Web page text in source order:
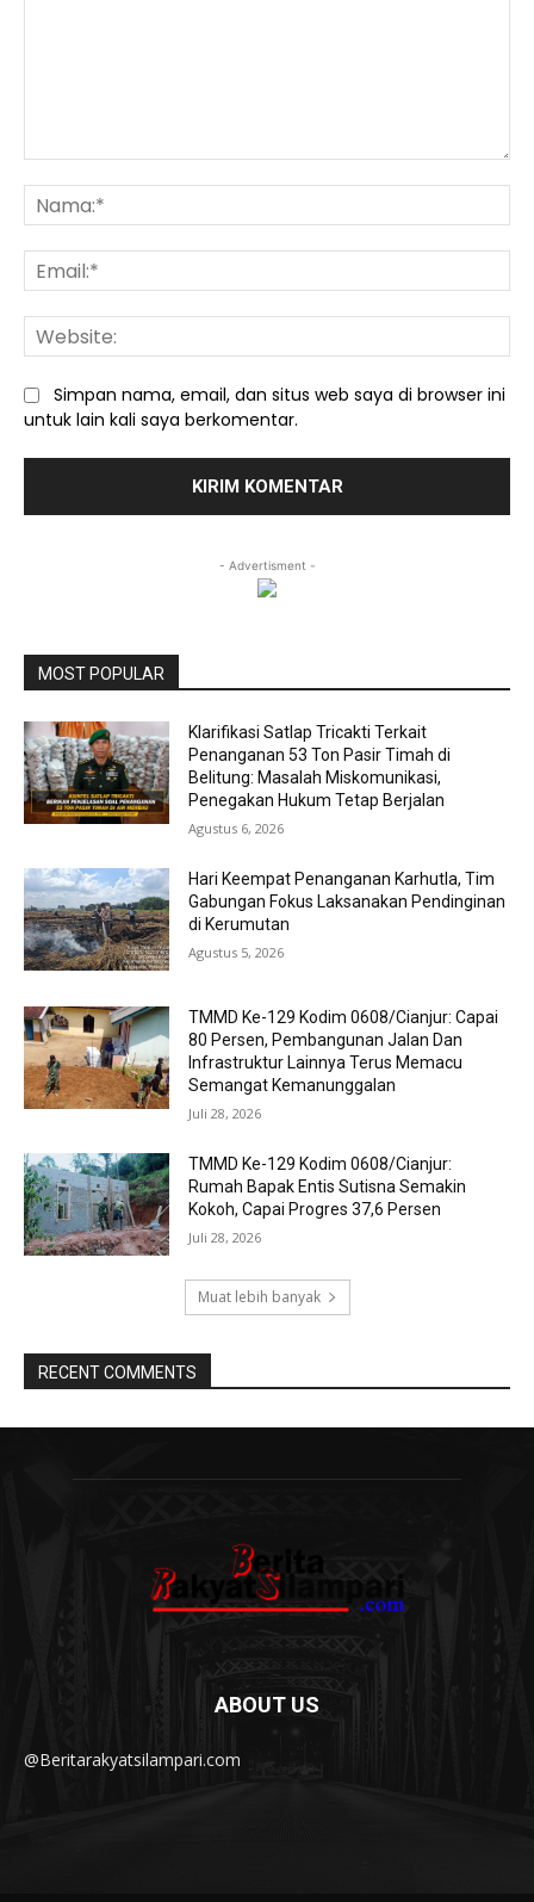
Simpan nama, email, dan situs web saya di browser ini
untuk lain kali saya berkomentar.
- Advertisment -
MOST POPULAR
Klarifikasi Satlap Tricakti Terkait
Penanganan 53 Ton Pasir Timah di
Belitung: Masalah Miskomunikasi,
Penegakan Hukum Tetap Berjalan
Agustus 6, 2026
Hari Keempat Penanganan Karhutla, Tim
Gabungan Fokus Laksanakan Pendinginan
di Kerumutan
Agustus 5, 2026
TMMD Ke-129 Kodim 0608/Cianjur: Capai
80 Persen, Pembangunan Jalan Dan
Infrastruktur Lainnya Terus Memacu
Semangat Kemanunggalan
Juli 28, 2026
TMMD Ke-129 Kodim 0608/Cianjur:
Rumah Bapak Entis Sutisna Semakin
Kokoh, Capai Progres 37,6 Persen
Juli 28, 2026
Muat lebih banyak
RECENT COMMENTS
ABOUT US
@Beritarakyatsilampari.com